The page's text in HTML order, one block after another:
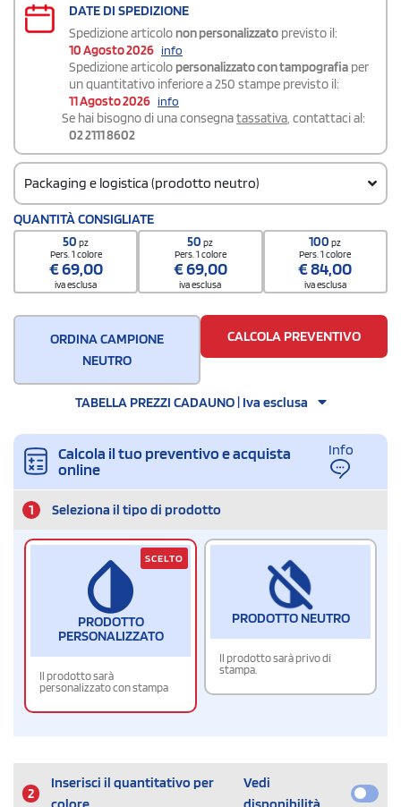
DATE DI SPEDIZIONE
Spedizione articolo non personalizzato previsto il:
10 Agosto 2026 info
Spedizione articolo personalizzato con tampografia per
un quantitativo inferiore a 250 stampe previsto il:
11 Agosto 2026 info
Se hai bisogno di una consegnatassativa, contattaci al:
02 2111 8602
Packaging e logistica (prodotto neutro)
Codice doganale
9609 1090
Quantità per confezione
Quantità per scatola
1000
QUANTITÀ CONSIGLIATE
50pz
Pers. 1 colore
€69,00
iva esclusa
50pz
Pers. 1 colore
€69,00
iva esclusa
100pz
Pers. 1 colore
€84,00
iva esclusa
ORDINA CAMPIONE
NEUTRO
CALCOLA PREVENTIVO
TABELLA PREZZI CADAUNO | Iva esclusa
Calcola il tuo preventivo e acquista
online
Info
1 Seleziona il tipo di prodotto
PRODOTTO
PERSONALIZZATO
Il prodotto sarà
personalizzato con stampa
SCELTO
PRODOTTO NEUTRO
Il prodotto sarà privo di
stampa.
2
Inserisci il quantitativo per
Vedi